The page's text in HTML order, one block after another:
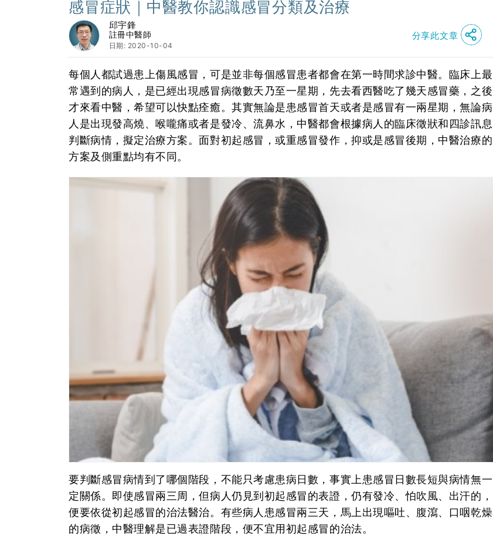
感冒症狀｜中醫教你認識感冒分類及治療
邱宇鋒
註冊中醫師
日期: 2020-10-04
分享此文章
每個人都試過患上傷風感冒，可是並非每個感冒患者都會在第一時間求診中醫。臨床上最
常遇到的病人，是已經出現感冒病徵數天乃至一星期，先去看西醫吃了幾天感冒藥，之後
才來看中醫，希望可以快點痊癒。其實無論是患感冒首天或者是感冒有一兩星期，無論病
人是出現發高燒、喉嚨痛或者是發冷、流鼻水，中醫都會根據病人的臨床徵狀和四診訊息
判斷病情，擬定治療方案。面對初起感冒，或重感冒發作，抑或是感冒後期，中醫治療的
方案及側重點均有不同。
要判斷感冒病情到了哪個階段，不能只考慮患病日數，事實上患感冒日數長短與病情無一
定關係。即使感冒兩三周，但病人仍見到初起感冒的表證，仍有發冷、怕吹風、出汗的，
便要依從初起感冒的治法醫治。有些病人患感冒兩三天，馬上出現嘔吐、腹瀉、口咽乾燥
的病徵，中醫理解是已過表證階段，便不宜用初起感冒的治法。